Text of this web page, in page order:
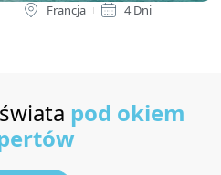
Francja 4 Dni
pod okiem